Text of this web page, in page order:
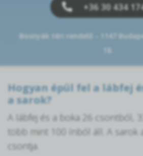
+36 30 434
Bosnyák téri rendelő - 1147
18.
Hogyan épül fel a lábfej
a sarok?
A lábfej és a boka 26 csontból,
több mint 100 ínból áll. A sarok
csontja.